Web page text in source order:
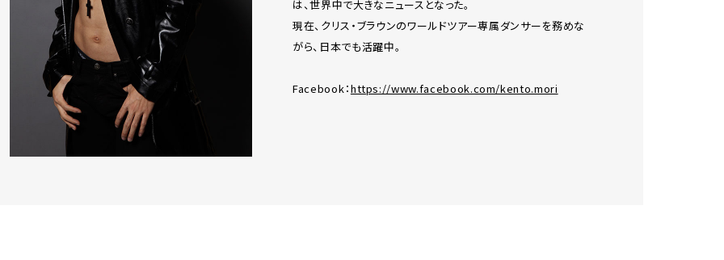
は、世界中で大きなニュースとなった。
現在、クリス・ブラウンのワールドツアー専属ダンサーを務めな
がら、日本でも活躍中。
Facebook：https://www.facebook.com/kento.mori